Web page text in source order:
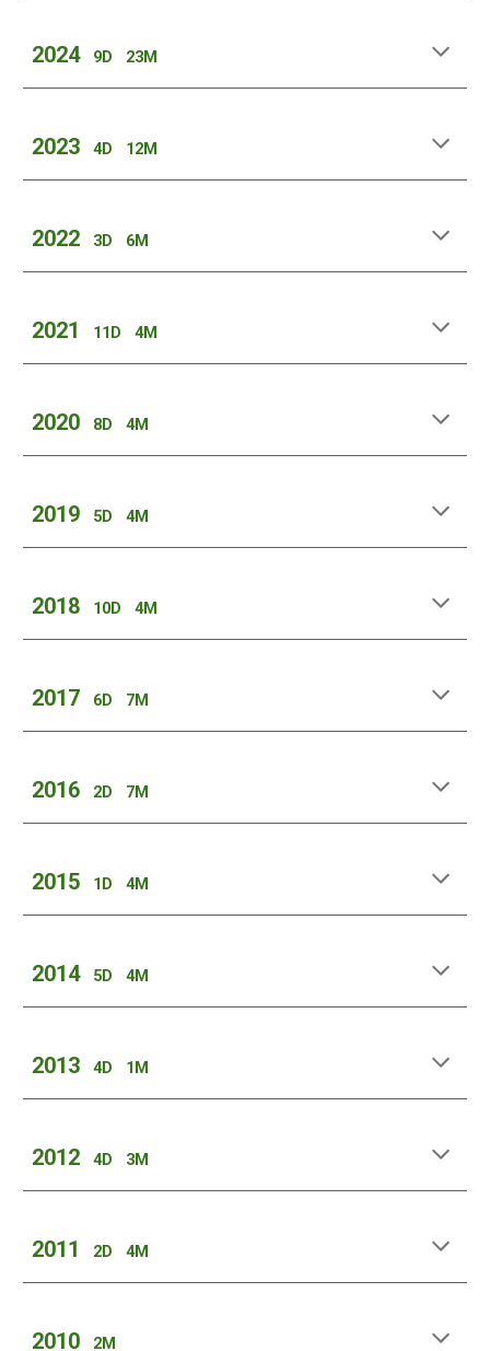
2024 9D 23M
2023 4D 12M
2022 3D 6M
2021 11D 4M
2020 8D 4M
2019 5D 4M
2018 10D 4M
2017 6D 7M
2016 2D 7M
2015 1D4M
2014 5D4M
2013 4D 1M
2012 4D 3M
2011 2D4M
2010 2M